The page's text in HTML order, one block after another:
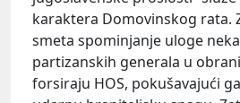
karaktera Domovinskog rata.
smeta spominjanje uloge
partizanskih generala u
forsiraju HOS, pokušavajući